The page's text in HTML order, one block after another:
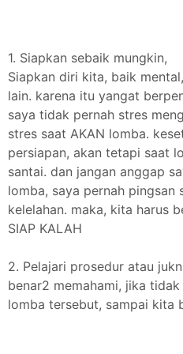
1. Siapkan sebaik mungkin,
Siapkan diri kita, baik
lain. karena itu yangat
saya tidak pernah stres
stres saat AKAN lomba.
persiapan, akan tetapi saat
santai. dan jangan anggap
lomba, saya pernah pingsan
kelelahan. maka, kita harus
SIAP KALAH
2. Pelajari prosedur atau
benar2 memahami, jika
lomba tersebut, sampai kita